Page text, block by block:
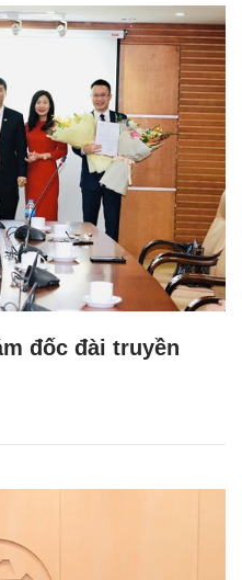
đốc đài truyền